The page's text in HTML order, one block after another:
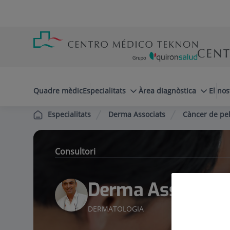
cabecera
Quadre mèdicEspecialitats Àrea diagnòstica El
Especialitats Derma Associats Càncer de
Consultori
Derma Associats
DERMATOLOGIA